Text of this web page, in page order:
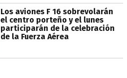
Los aviones F 16 sobrevolarán
el centro porteño y el lunes
participarán de la celebración
de la Fuerza Aérea